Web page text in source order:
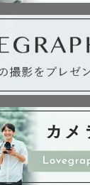
ールが大好き🍻
りさんレシピ」
い和食屋さんや